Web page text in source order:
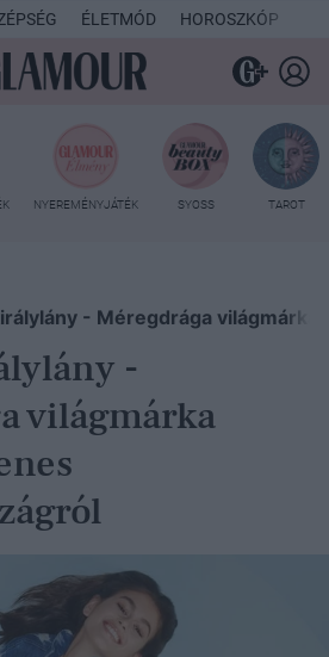
ÉLETMÓD HOROSZKÓP
NYEREMÉNYJÁTÉK SYOSS TAROT
- Méregdrága
-
világmárka